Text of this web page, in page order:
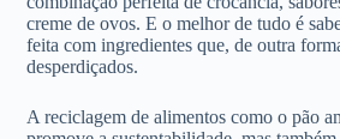
creme de ovos. E o melhor de tudo é
feita com ingredientes que, de outra
desperdiçados.
A reciclagem de alimentos como o pão